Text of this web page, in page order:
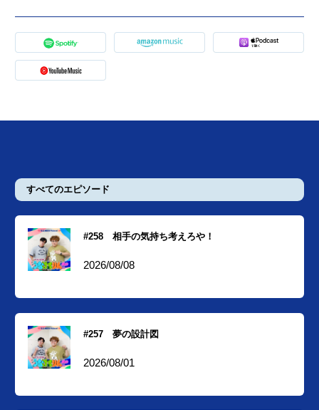
すべてのエピソード
#258 相手の気持ち考えろや！
2026/08/08
#257 夢の設計図
2026/08/01